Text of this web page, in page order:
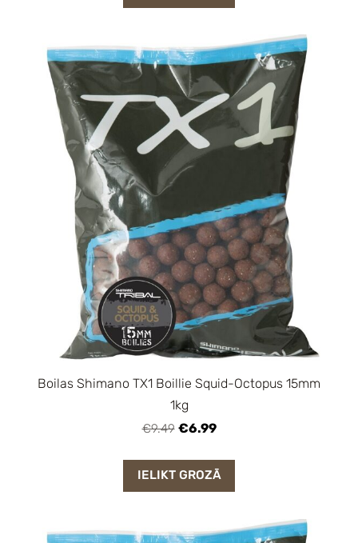
Boilas Shimano TX1 Boillie Squid-Octopus 15mm
1kg
€9.49 €6.99
IELIKT GROZĀ